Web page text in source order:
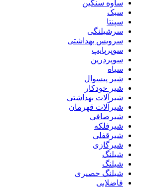
ساوه سنگین
سبک
سپنتا
سرشیلنگی
سرویس بهداشتی
سوپرپایپ
سوپردرین
سیاه
شیر پیسوال
شیر خودکار
شیرآلات بهداشتی
شیرآلات قهرمان
شیرصافی
شیرفلکه
شیرقفلی
شیرگازی
شیلنگ
شیلنگ
شیلنگ حصیری
فاضلابی